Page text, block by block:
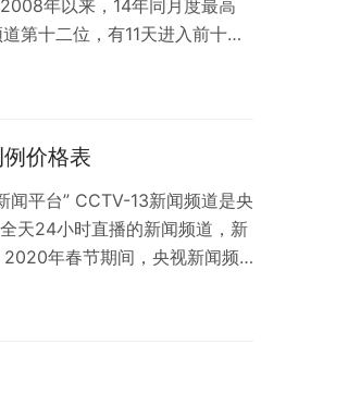
年以来，14年同月度最高
第十二位，有11天进入前十
位，创近14年常态天收视排
首播节目…
价格表
闻平台” CCTV-13新闻频道是央
天24小时直播的新闻频道，新
年春节期间，央视新闻频
焦点，频道收视跃居全国央卫